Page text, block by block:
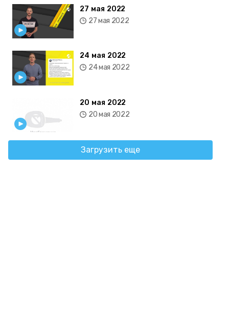
27 мая 2022
27 мая 2022
24 мая 2022
24 мая 2022
20 мая 2022
20 мая 2022
Загрузить еще